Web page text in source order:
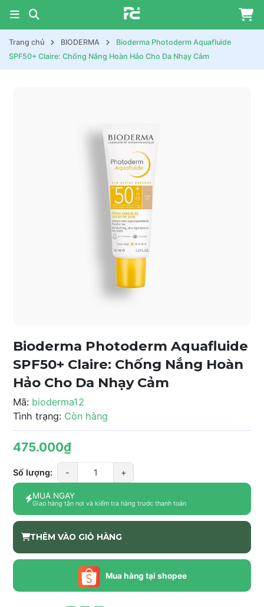
Trang chủ BIODERMA
Bioderma Photoderm Aquafluide
SPF50+ Claire: Chống Nắng Hoàn Hảo Cho Da Nhạy Cảm
Bioderma Photoderm Aquafluide
SPF50+ Claire: Chống Nắng Hoàn
Hảo Cho Da Nhạy Cảm
Mã: bioderma12
Tình trạng: Còn hàng
475.000₫
Số lượng: - +
MUA NGAY
Giao hàng tận nơi và kiểm tra hàng trước thanh toán
THÊM VÀO GIỎ HÀNG
Mua hàng tại shopee